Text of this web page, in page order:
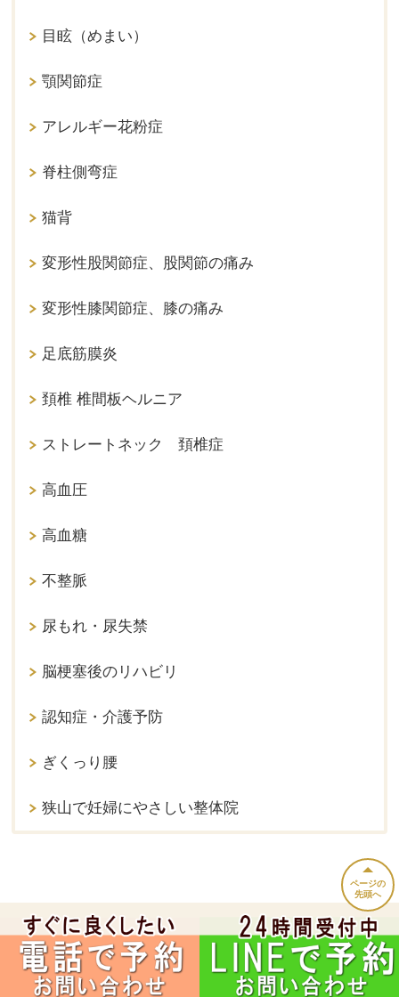
目眩（めまい）
顎関節症
アレルギー花粉症
脊柱側弯症
猫背
変形性股関節症、股関節の痛み
変形性膝関節症、膝の痛み
足底筋膜炎
頚椎 椎間板ヘルニア
ストレートネック 頚椎症
高血圧
高血糖
不整脈
尿もれ・尿失禁
脳梗塞後のリハビリ
認知症・介護予防
ぎくっり腰
狭山で妊婦にやさしい整体院
ページの
先頭へ